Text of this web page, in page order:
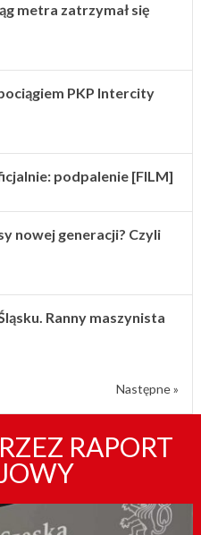
metra zatrzymał się
PKP Intercity
podpalenie [FILM]
nowej generacji? Czyli
Ranny maszynista
Następne »
RAPORT